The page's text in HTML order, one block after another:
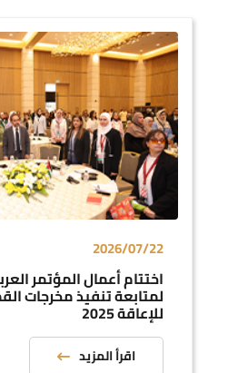
2026/07/22
اختتام أعمال المؤتمر
لمتابعة تنفيذ مخرجات
للإعاقة 2025
اقرأ المزيد